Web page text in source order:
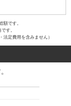
です。
す。
定費用を含みません）